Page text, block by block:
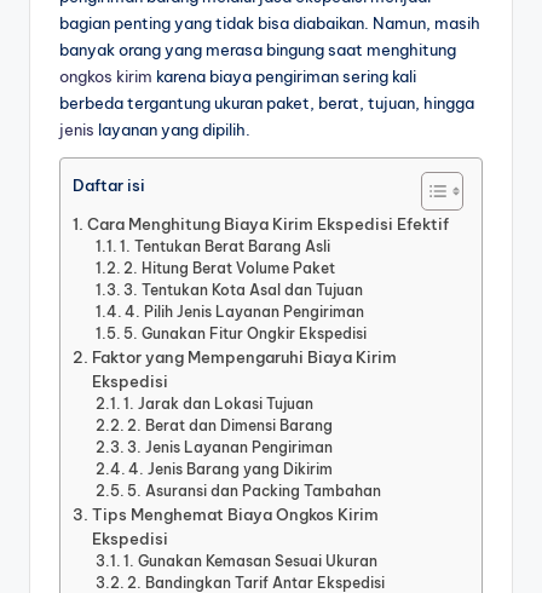
bagian penting yang tidak bisa diabaikan. Namun, masih
banyak orang yang merasa bingung saat menghitung
ongkos kirim karena biaya pengiriman sering kali
berbeda tergantung ukuran paket, berat, tujuan, hingga
jenis layanan yang dipilih.
Daftar isi
Cara Menghitung Biaya Kirim Ekspedisi Efektif
1. Tentukan Berat Barang Asli
2. Hitung Berat Volume Paket
3. Tentukan Kota Asal dan Tujuan
4. Pilih Jenis Layanan Pengiriman
5. Gunakan Fitur Ongkir Ekspedisi
Faktor yang Mempengaruhi Biaya Kirim
Ekspedisi
1. Jarak dan Lokasi Tujuan
2. Berat dan Dimensi Barang
3. Jenis Layanan Pengiriman
4. Jenis Barang yang Dikirim
5. Asuransi dan Packing Tambahan
Tips Menghemat Biaya Ongkos Kirim
Ekspedisi
1. Gunakan Kemasan Sesuai Ukuran
2. Bandingkan Tarif Antar Ekspedisi